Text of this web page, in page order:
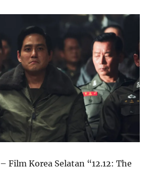
– Film Korea Selatan “12.12: The